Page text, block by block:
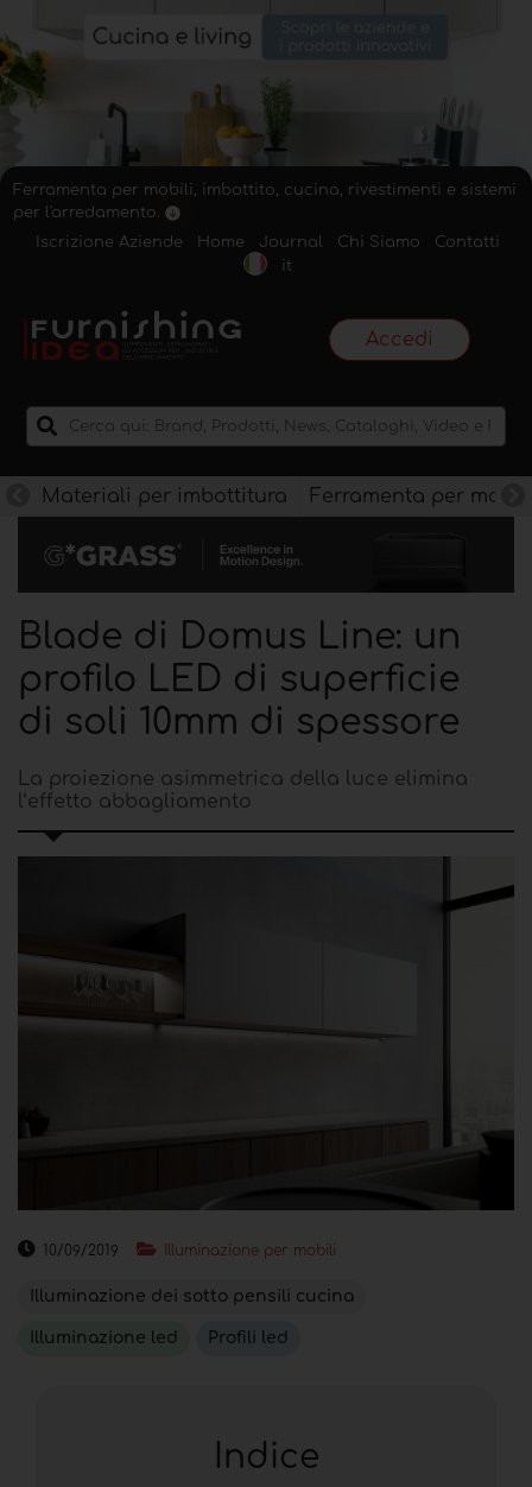
Ferramenta per mobili, imbottito, cucina, rivestimenti e sistemi
per l'arredamento.
Iscrizione Aziende
Home Journal Chi Siamo
Contatti
it
Accedi
Materiali per imbottitura Ferramenta per mobili
Blade di Domus Line: un
profilo LED di superficie
di soli 10mm di spessore
La proiezione asimmetrica della luce elimina
l’effetto abbagliamento
10/09/2019 Illuminazione per mobili
Illuminazione dei sotto pensili cucina
Illuminazione led Profili led
Indice